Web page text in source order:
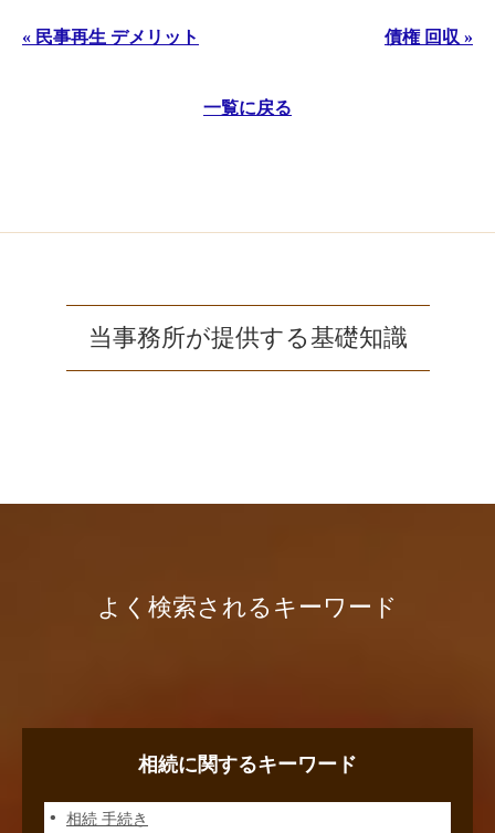
« 民事再生 デメリット 債権 回収 »
一覧に戻る
当事務所が提供する基礎知識
よく検索されるキーワード
相続に関するキーワード
相続 手続き